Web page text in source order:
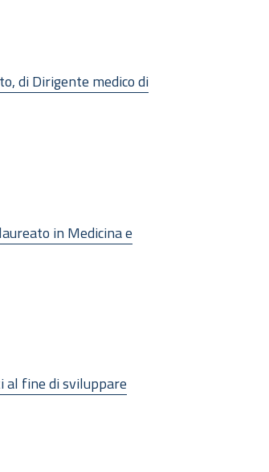
di Dirigente medico di
in Medicina e
al fine di sviluppare